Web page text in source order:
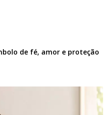
de fé, amor e proteção